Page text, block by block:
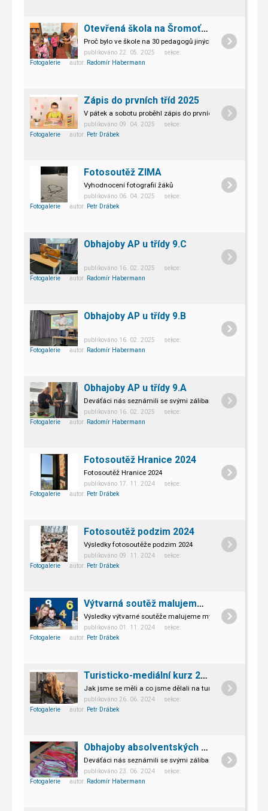
Otevřená škola na Šromoťáku
Proč bylo ve škole na 30 pedagogů jiných škol? Doplněno
publikováno 22. 05. 2025 sekce:
Fotogalerie autor: Radomír Habermann
Zápis do prvních tříd 2025
V pátek a sobotu proběhl zápis do prvních tříd
publikováno 09. 04. 2025 sekce:
Fotogalerie autor: Petr Drábek
Fotosoutěž ZIMA
Vyhodnocení fotografií žáků
publikováno 06. 04. 2025 sekce:
Fotogalerie autor: Petr Drábek
Obhajoby AP u třídy 9.C
publikováno 16. 02. 2025 sekce:
Fotogalerie autor: Radomír Habermann
Obhajoby AP u třídy 9.B
publikováno 16. 02. 2025 sekce:
Fotogalerie autor: Radomír Habermann
Obhajoby AP u třídy 9.A
Deváťáci nás seznámili se svými zálibami a koníčky.
publikováno 16. 02. 2025 sekce:
Fotogalerie autor: Radomír Habermann
Fotosoutěž Hranice 2024
Fotosoutěž Hranice 2024
publikováno 17. 11. 2024 sekce:
Fotogalerie autor: Petr Drábek
Fotosoutěž podzim 2024
Výsledky fotosoutěže podzim 2024
publikováno 09. 11. 2024 sekce:
Fotogalerie autor: Petr Drábek
Výtvarná soutěž malujeme myší 2024
Výsledky výtvarné soutěže malujeme myší 2024
publikováno 01. 11. 2024 sekce:
Fotogalerie autor: Petr Drábek
Turisticko-mediální kurz 2024
Jak jsme se měli a co jsme dělali na turisticko-
publikováno 26. 06. 2024 sekce:
Fotogalerie autor: Petr Drábek
Obhajoby absolventských prací
Deváťáci nás seznámili se svými zálibami a koníčky.
publikováno 23. 06. 2024 sekce:
Fotogalerie autor: Radomír Habermann